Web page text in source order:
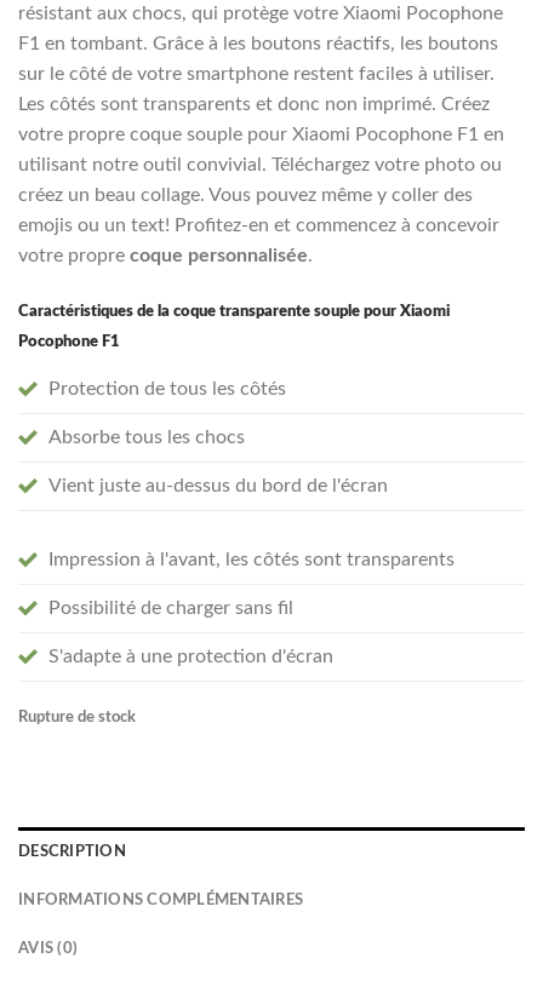
résistant aux chocs, qui protège votre Xiaomi Pocophone
F1 en tombant. Grâce à les boutons réactifs, les boutons
sur le côté de votre smartphone restent faciles à utiliser.
Les côtés sont transparents et donc non imprimé. Créez
votre propre coque souple pour Xiaomi Pocophone F1 en
utilisant notre outil convivial. Téléchargez votre photo ou
créez un beau collage. Vous pouvez même y coller des
emojis ou un text! Profitez-en et commencez à concevoir
votre propre coque personnalisée.
Caractéristiques de la coque transparente souple pour Xiaomi
Pocophone F1
Protection de tous les côtés
Absorbe tous les chocs
Vient juste au-dessus du bord de l'écran
Impression à l'avant, les côtés sont transparents
Possibilité de charger sans fil
S'adapte à une protection d'écran
Rupture de stock
DESCRIPTION
INFORMATIONS COMPLÉMENTAIRES
AVIS (0)